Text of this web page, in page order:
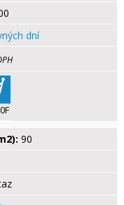
dní
90